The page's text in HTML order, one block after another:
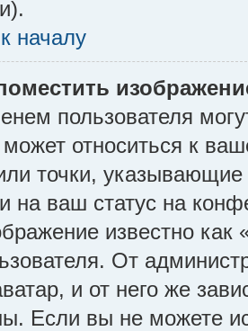
началу
пользователя
относиться к
точки,
на ваш статус на
известно
От
и от него же
Если вы не можете